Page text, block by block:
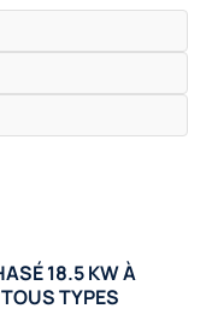
18.5 KW À
TYPES